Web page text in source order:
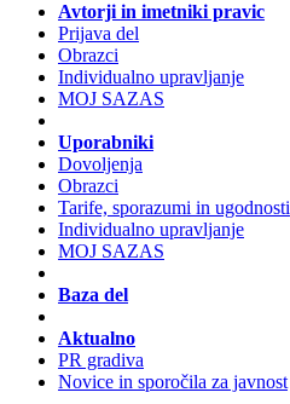
Avtorji in imetniki pravic
Prijava del
Obrazci
Individualno upravljanje
MOJ SAZAS
Uporabniki
Dovoljenja
Obrazci
Tarife, sporazumi in ugodnosti
Individualno upravljanje
MOJ SAZAS
Baza del
Aktualno
PR gradiva
Novice in sporočila za javnost